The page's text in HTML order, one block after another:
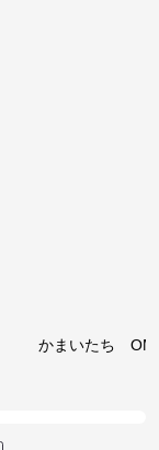
かまいたち